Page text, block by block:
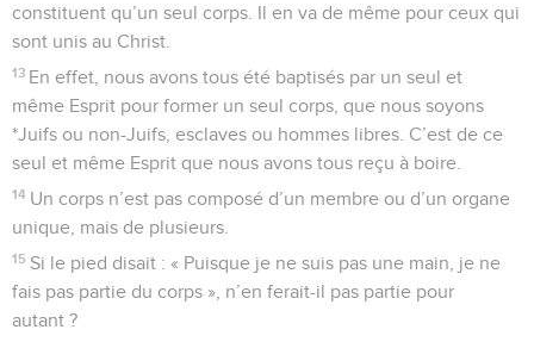
constituent qu’un seul corps. Il en va de même pour ceux qui
sont unis au Christ.
13 En effet, nous avons tous été baptisés par un seul et
même Esprit pour former un seul corps, que nous soyons
*Juifs ou non-Juifs, esclaves ou hommes libres. C’est de ce
seul et même Esprit que nous avons tous reçu à boire.
14 Un corps n’est pas composé d’un membre ou d’un organe
unique, mais de plusieurs.
15 Si le pied disait : « Puisque je ne suis pas une main, je ne
fais pas partie du corps », n’en ferait-il pas partie pour
autant ?